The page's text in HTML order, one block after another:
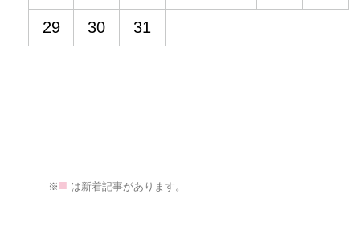
29 30 31
※ ■ は新着記事があります。